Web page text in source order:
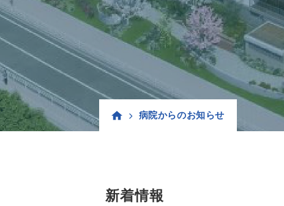
病院からのお知らせ
新着情報